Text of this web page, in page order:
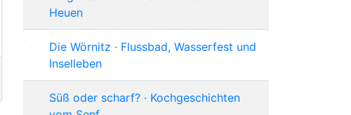
Heuen
Die Wörnitz · Flussbad, Wasserfest und
Inselleben
Süß oder scharf? · Kochgeschichten